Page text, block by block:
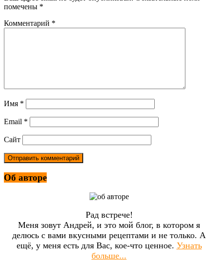
помечены *
Комментарий *
Имя *
Email *
Сайт
Об авторе
Рад встрече!
Меня зовут Андрей, и это мой блог, в котором я
делюсь с вами вкусными рецептами и не только. А
ещё, у меня есть для Вас, кое-что ценное. Узнать
больше...